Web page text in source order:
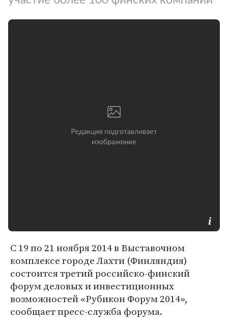
С 19 по 21 ноября 2014 в Выставочном
комплексе городе Лахти (Финляндия)
состоится третий российско-финский
форум деловых и инвестиционных
возможностей «Рубикон Форум 2014»,
сообщает пресс-служба форума.